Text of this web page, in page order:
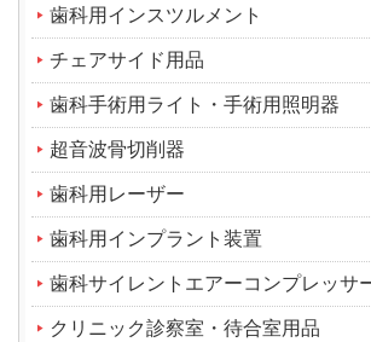
歯科用インスツルメント
チェアサイド用品
歯科手術用ライト・手術用照明器
超音波骨切削器
歯科用レーザー
歯科用インプラント装置
歯科サイレントエアーコンプレッサ
クリニック診察室・待合室用品